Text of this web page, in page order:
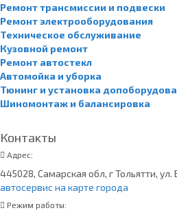
Ремонт трансмиссии и подвески
Ремонт электрооборудования
Техническое обслуживание
Кузовной ремонт
Ремонт автостекл
Автомойка и уборка
Тюнинг и установка
Шиномонтаж и балансировка
Контакты
Адрес:
445028, Самарская обл, г Тольятти, ул.
автосервис на карте города
Режим работы: